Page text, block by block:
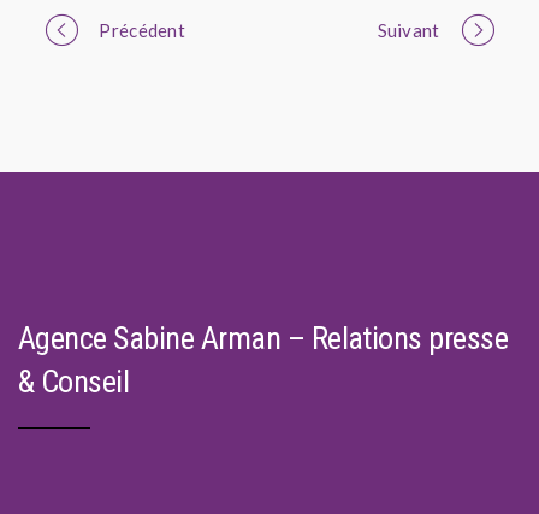
Portfolio
Précédent Suivant
Agence Sabine Arman – Relations presse
& Conseil